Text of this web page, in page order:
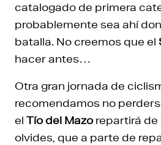
catalogado de primera
probablemente sea ahí
batalla. No creemos que el
hacer antes…
Otra gran jornada de
recomendamos no
el Tío del Mazo repartirá
olvides, que a parte de